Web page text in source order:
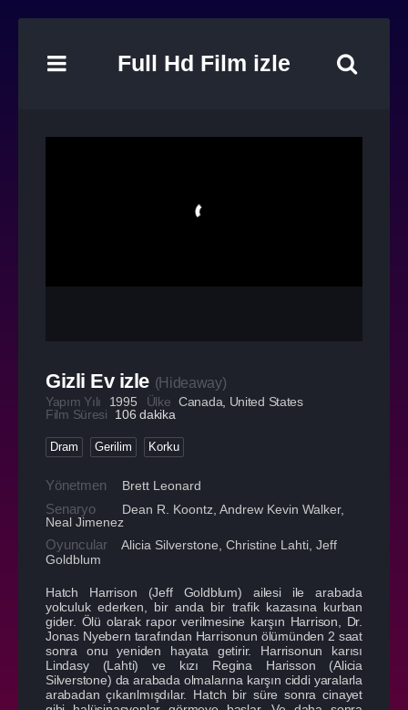
Full Hd Film izle
Gizli Ev izle (Hideaway)
Yapım Yılı 1995 Ülke Canada United States
Film Süresi
106 dakika
Dram Gerilim Korku
Yönetmen Brett Leonard
Senaryo
Dean R. Koontz, Andrew Kevin Walker,
Neal Jimenez
Oyuncular Alicia Silverstone Christine Lahti Jeff
Goldblum
Hatch Harrison (Jeff Goldblum) ailesi ile arabada
yolculuk ederken, bir anda bir trafik kazasına kurban
gider. Ölü olarak rapor verilmesine karşın Harrison, Dr.
Jonas Nyebern tarafından Harrisonun ölümünden 2 saat
sonra onu yeniden hayata getirir. Harrisonun karısı
Lindasy (Lahti) ve kızı Regina Harisson (Alicia
Silverstone) da arabada olmalarına karşın ciddi yaralarla
arabadan çıkarılmışdılar. Hatch bir süre sonra cinayet